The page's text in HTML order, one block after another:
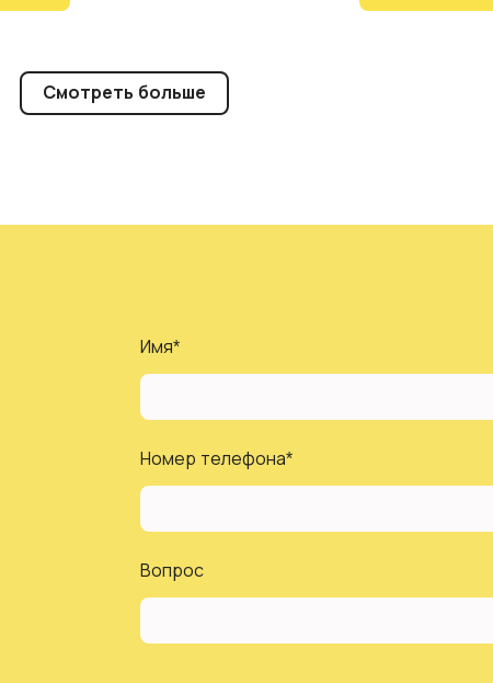
Смотреть больше
Имя*
Номер телефона*
Вопрос